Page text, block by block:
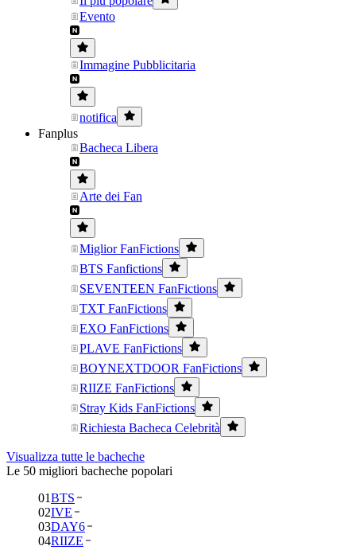
Evento
Immagine Pubblicitaria
notifica
Fanplus
Bacheca Libera
Arte dei Fan
Miglior FanFictions
BTS Fanfictions
SEVENTEEN FanFictions
TXT FanFictions
EXO FanFictions
PLAVE FanFictions
BOYNEXTDOOR FanFictions
RIIZE FanFictions
Stray Kids FanFictions
Richiesta Bacheca Celebrità
Visualizza tutte le bacheche
Le 50 migliori bacheche popolari
01BTS
02IVE
03DAY6
04RIIZE